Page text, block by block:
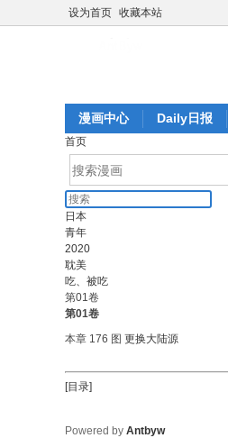
设为首页 收藏本站
漫画中心 Daily日报
首页
日本
青年
2020
耽美
吃、被吃
第01卷
第01卷
本章 176 图 更换大陆源
[目录]
Powered by Antbyw